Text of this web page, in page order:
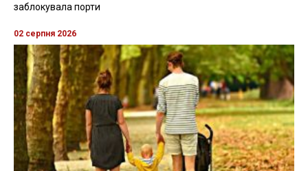
заблокувала порти
02 серпня 2026